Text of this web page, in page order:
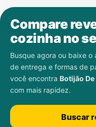
Compare
cozinha no
Busque agora ou baixe
de entrega e formas de
você encontra Botijão
com mais rapidez.
Buscar